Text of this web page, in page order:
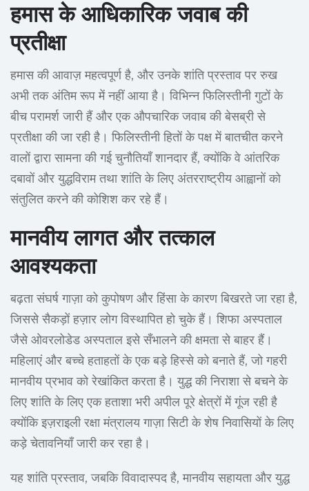
हमास के आधिकारिक जवाब की
प्रतीक्षा
हमास की आवाज़ महत्वपूर्ण है, और उनके शांति प्रस्ताव पर रुख
अभी तक अंतिम रूप में नहीं आया है। विभिन्न फिलिस्तीनी गुटों के
बीच परामर्श जारी हैं और एक औपचारिक जवाब की बेसब्री से
प्रतीक्षा की जा रही है। फिलिस्तीनी हितों के पक्ष में बातचीत करने
वालों द्वारा सामना की गई चुनौतियाँ शानदार हैं, क्योंकि वे आंतरिक
दबावों और युद्धविराम तथा शांति के लिए अंतरराष्ट्रीय आह्वानों को
संतुलित करने की कोशिश कर रहे हैं।
मानवीय लागत और तत्काल
आवश्यकता
बढ़ता संघर्ष गाज़ा को कुपोषण और हिंसा के कारण बिखरते जा रहा है,
जिससे सैकड़ों हज़ार लोग विस्थापित हो चुके हैं। शिफा अस्पताल
जैसे ओवरलोडेड अस्पताल इसे सँभालने की क्षमता से बाहर हैं।
महिलाएं और बच्चे हताहतों के एक बड़े हिस्से को बनाते हैं, जो गहरी
मानवीय प्रभाव को रेखांकित करता है। युद्ध की निराशा से बचने के
लिए शांति के लिए एक हताशा भरी अपील पूरे क्षेत्रों में गूंज रही है
क्योंकि इज़राइली रक्षा मंत्रालय गाज़ा सिटी के शेष निवासियों के लिए
कड़े चेतावनियाँ जारी कर रहा है।
यह शांति प्रस्ताव, जबकि विवादास्पद है, मानवीय सहायता और युद्ध